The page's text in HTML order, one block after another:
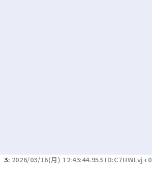
3: 2026/03/16(月) 12:43:44.953 ID:C7HWLvj+0